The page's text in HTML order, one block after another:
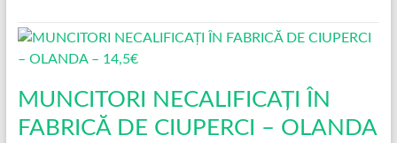
MUNCITORI NECALIFICAȚI ÎN
FABRICĂ DE CIUPERCI – OLANDA